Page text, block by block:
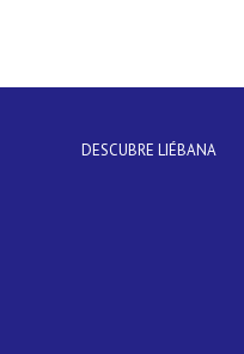
DESCUBRE LIÉBANA